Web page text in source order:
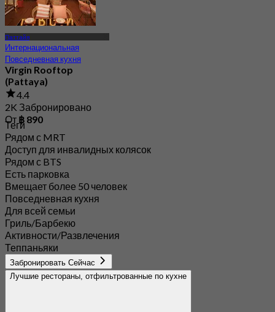
Паттайя
Интернациональная
Повседневная кухня
Virgin Rooftop
(Pattaya)
4.4
2K Забронировано
От ฿ 890
Теги
Рядом с MRT
Доступ для инвалидных колясок
Рядом с BTS
Есть парковка
Вмещает более 50 человек
Повседневная кухня
Для всей семьи
Гриль/Барбекю
Активности/Развлечения
Теппаньяки
Забронировать Сейчас
Лучшие рестораны, отфильтрованные по кухне